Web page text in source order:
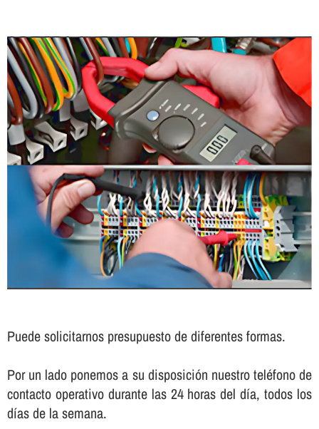
Puede solicitarnos presupuesto de diferentes formas.
Por un lado ponemos a su disposición nuestro teléfono de
contacto operativo durante las 24 horas del dí­a, todos los
dí­as de la semana.